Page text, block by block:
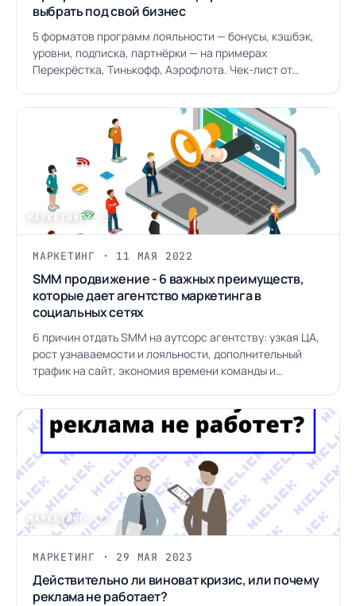
выбрать под свой бизнес
5 форматов программ лояльности — бонусы, кэшбэк,
уровни, подписка, партнёрки — на примерах
Перекрёстка, Тинькофф, Аэрофлота. Чек-лист от
МАРКЕТИНГ/ 12
МАРКЕТИНГ · 11 МАЯ 2022
SMM продвижение - 6 важных преимуществ,
которые дает агентство маркетинга в
социальных сетях
6 причин отдать SMM на аутсорс агентству: узкая ЦА,
рост узнаваемости и лояльности, дополнительный
трафик на сайт, экономия времени команды и
МАРКЕТИНГ / 13
МАРКЕТИНГ · 29 МАЯ 2023
Действительно ли виноват кризис, или почему
реклама не работает?